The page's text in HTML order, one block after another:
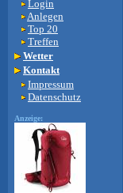
Login
Anlegen
Top 20
Treffen
Wetter
Kontakt
Impressum
Datenschutz
Anzeige: